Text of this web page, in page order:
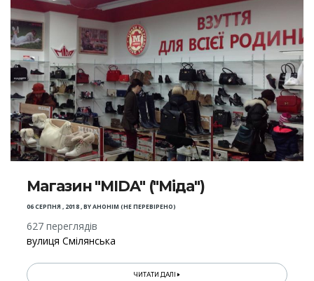
Магазин "MIDA" ("Міда")
06 СЕРПНЯ , 2018,BYАНОНІМ (НЕ ПЕРЕВІРЕНО)
627 переглядів
вулиця Смілянська
ЧИТАТИ ДАЛІ